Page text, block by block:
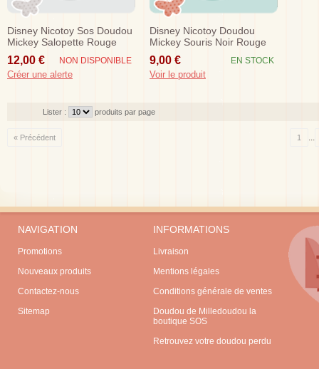
Disney Nicotoy Sos Doudou
Mickey Salopette Rouge
Jardinier Arrosoir 20 Cm
12,00 € NON DISPONIBLE
Créer une alerte
Disney Nicotoy Doudou
Mickey Souris Noir Rouge
Hochet
9,00 € EN STOCK
Voir le produit
Lister : produits par page
« Précédent 1 ...
NAVIGATION
Promotions
Nouveaux produits
Contactez-nous
Sitemap
INFORMATIONS
Livraison
Mentions légales
Conditions générale de ventes
Doudou de Milledoudou la
boutique SOS
Retrouvez votre doudou perdu